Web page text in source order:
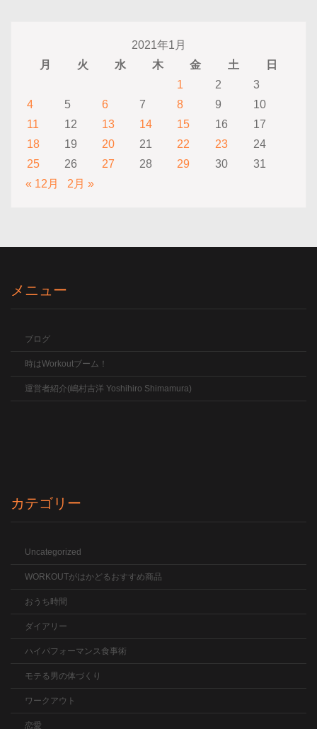
2021年1月
月
火 水 木 金 土
日
1
2
3
4
5 6 7 8 9
10
11
12 13 14 15 16
17
18
19 20 21 22 23
24
25
26 27 28 29 30
31
« 12月
2月 »
メニュー
ブログ
時はWorkoutブーム！
運営者紹介(嶋村吉洋 Yoshihiro Shimamura)
カテゴリー
Uncategorized
WORKOUTがはかどるおすすめ商品
おうち時間
ダイアリー
ハイパフォーマンス食事術
モテる男の体づくり
ワークアウト
恋愛